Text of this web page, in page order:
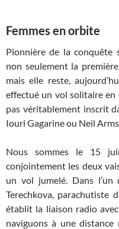
Femmes en orbite
Pionnière de la conquête
non seulement la
mais elle reste,
effectué un vol solitaire en
pas véritablement inscrit
Iouri Gagarine ou Neil
Nous sommes le 15
conjointement les deux
un vol jumelé. Dans l’un
Terechkova, parachutiste
établit la liaison radio
naviguons à une distance